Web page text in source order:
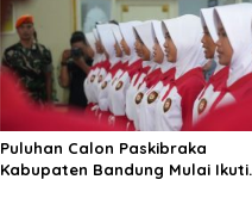
Puluhan Calon Paskibraka
Kabupaten Bandung Mulai Ikuti